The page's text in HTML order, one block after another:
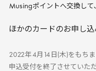
Musingポイントへ交換して
ほかのカードのお申し込
2022年4月 14 日(木)をもちま
申込受付を終了させていた